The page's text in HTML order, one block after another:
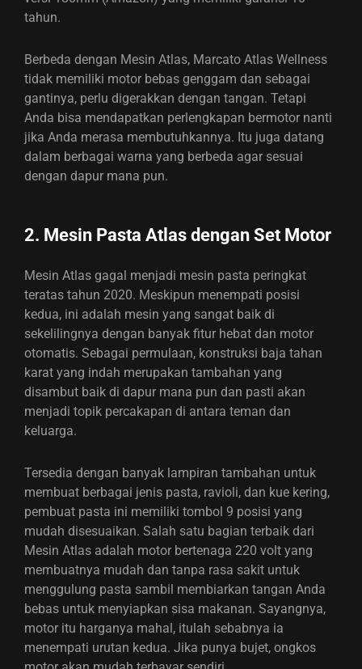
tahun.
Berbeda dengan Mesin Atlas, Marcato Atlas Wellness
tidak memiliki motor bebas genggam dan sebagai
gantinya, perlu digerakkan dengan tangan. Tetapi
Anda bisa mendapatkan perlengkapan bermotor nanti
jika Anda merasa membutuhkannya. Itu juga datang
dalam berbagai warna yang berbeda agar sesuai
dengan dapur mana pun.
2. Mesin Pasta Atlas dengan Set Motor
Mesin Atlas gagal menjadi mesin pasta peringkat
teratas tahun 2020. Meskipun menempati posisi
kedua, ini adalah mesin yang sangat baik di
sekelilingnya dengan banyak fitur hebat dan motor
otomatis. Sebagai permulaan, konstruksi baja tahan
karat yang indah merupakan tambahan yang
disambut baik di dapur mana pun dan pasti akan
menjadi topik percakapan di antara teman dan
keluarga.
Tersedia dengan banyak lampiran tambahan untuk
membuat berbagai jenis pasta, ravioli, dan kue kering,
pembuat pasta ini memiliki tombol 9 posisi yang
mudah disesuaikan. Salah satu bagian terbaik dari
Mesin Atlas adalah motor bertenaga 220 volt yang
membuatnya mudah dan tanpa rasa sakit untuk
menggulung pasta sambil membiarkan tangan Anda
bebas untuk menyiapkan sisa makanan. Sayangnya,
motor itu harganya mahal, itulah sebabnya ia
menempati urutan kedua. Jika punya bujet, ongkos